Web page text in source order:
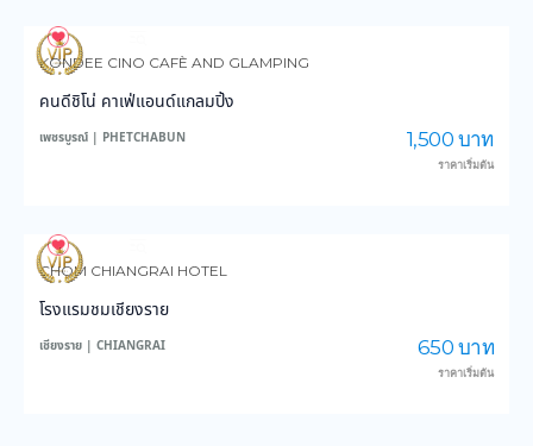
3,194
KONDEE CINO CAFÈ AND GLAMPING
คนดีชิโน่ คาเฟ่แอนด์แกลมปิ้ง
เพชรบูรณ์ | PHETCHABUN 1,500 บาท
ราคาเริ่มต้น
3,647
CHOM CHIANGRAI HOTEL
โรงแรมชมเชียงราย
เชียงราย | CHIANGRAI 650 บาท
ราคาเริ่มต้น